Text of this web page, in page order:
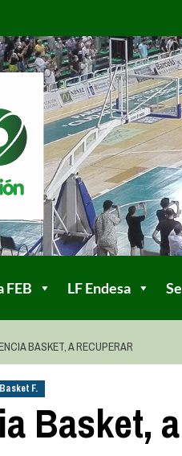
FEB LF Endesa
BASKET, A RECUPERAR
F.
Basket,